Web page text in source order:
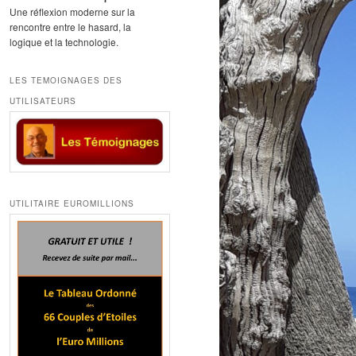
Une réflexion moderne sur la
rencontre entre le hasard, la
logique et la technologie.
LES TEMOIGNAGES DES
UTILISATEURS
UTILITAIRE EUROMILLIONS